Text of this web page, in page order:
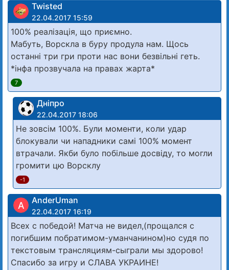
Twisted
22.04.2017 15:59
100% реалізація, що приємно.
Мабуть, Ворскла в буру продула нам. Щось
останні три гри проти нас вони безвільні геть.
*інфа прозвучала на правах жарта*
7
Дніпро
22.04.2017 18:06
Не зовсім 100%. Були моменти, коли удар
блокували чи нападники самі 100% момент
втрачали. Якби було побільше досвіду, то могли
громити цю Ворсклу
-1
A AnderUman
22.04.2017 16:19
Всех с победой! Матча не видел,(прощался с
погибшим побратимом-уманчанином)но судя по
текстовым трансляциям-сыграли мы здорово!
Спасибо за игру и СЛАВА УКРАИНЕ!